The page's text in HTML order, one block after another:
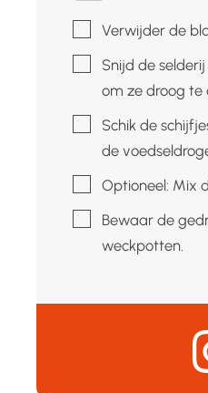
▢Verwijder de
▢Snijd de
om ze droog te
▢Schik de
de
▢
Optioneel: Mix
▢Bewaar de
weckpotten.